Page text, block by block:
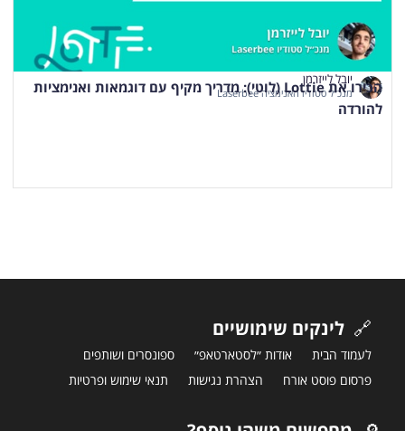
הכירו את Lottie (לוטי): מדריך מקיף עם דוגמאות ואנימציות
להורדה
יובל לייזרמן
מנכ״ל סטודיו האנימציה Laserbee
🔗 לינקים שימושיים
לעמוד הבית אודות ״לסטארטאפ״
ספונסרים ושותפים
פרסום פוסט אורח
הצהרת נגישות תנאי שימוש ופרטיות